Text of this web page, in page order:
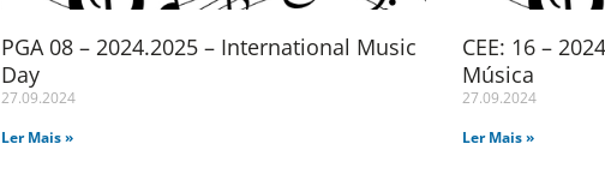
PGA 08 – 2024.2025 – International Music
Day
27.09.2024
Ler Mais »
CEE: 16 –
Música
27.09.2024
Ler Mais »